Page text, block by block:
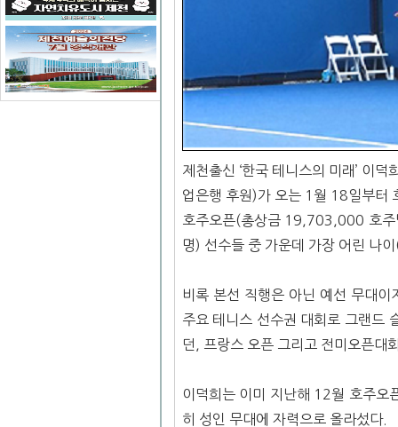
제천출신 ‘한국 테니스의 미래’
업은행 후원)가 오는 1월 18일부터
호주오픈(총상금 19,703,000 호
명) 선수들 중 가운데 가장 어린 나
비록 본선 직행은 아닌 예선 무대
주요 테니스 선수권 대회로 그랜드
던, 프랑스 오픈 그리고 전미오픈대
이덕희는 이미 지난해 12월 호주
히 성인 무대에 자력으로 올라섰다.